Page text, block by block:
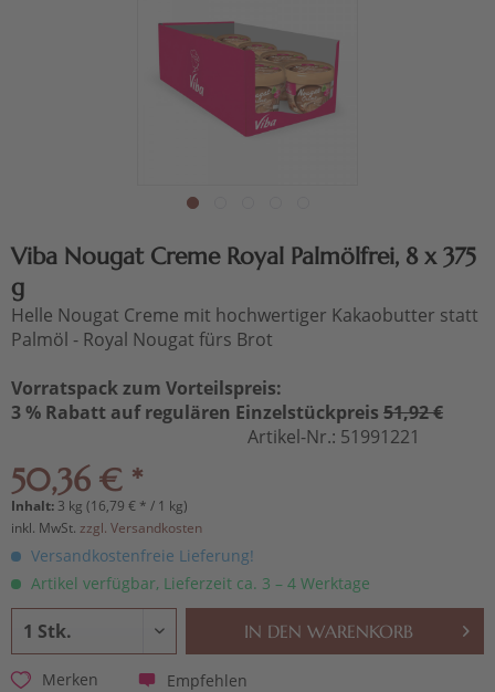
Viba Nougat Creme Royal Palmölfrei, 8 x 375
g
Helle Nougat Creme mit hochwertiger Kakaobutter statt
Palmöl - Royal Nougat fürs Brot
Vorratspack zum Vorteilspreis:
3 % Rabatt auf regulären Einzelstückpreis 51,92 €
Artikel-Nr.: 51991221
50,36 € *
Inhalt: 3 kg (16,79 € * / 1 kg)
inkl. MwSt. zzgl. Versandkosten
Versandkostenfreie Lieferung!
Artikel verfügbar, Lieferzeit ca. 3 – 4 Werktage
IN DEN WARENKORB
Merken Empfehlen